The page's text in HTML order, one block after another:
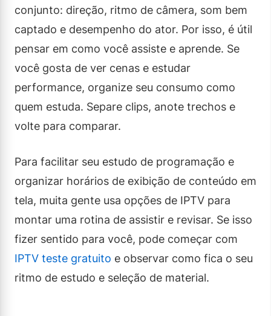
conjunto: direção, ritmo de câmera, som bem
captado e desempenho do ator. Por isso, é útil
pensar em como você assiste e aprende. Se
você gosta de ver cenas e estudar
performance, organize seu consumo como
quem estuda. Separe clips, anote trechos e
volte para comparar.
Para facilitar seu estudo de programação e
organizar horários de exibição de conteúdo em
tela, muita gente usa opções de IPTV para
montar uma rotina de assistir e revisar. Se isso
fizer sentido para você, pode começar com
IPTV teste gratuito e observar como fica o seu
ritmo de estudo e seleção de material.